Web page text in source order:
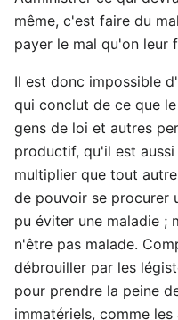
même, c'est faire du
payer le mal qu'on leur
Il est donc impossible
qui conclut de ce que
gens de loi et autres
productif, qu'il est
multiplier que tout
de pouvoir se procurer
pu éviter une maladie ;
n'être pas malade.
débrouiller par les
pour prendre la peine
immatériels, comme